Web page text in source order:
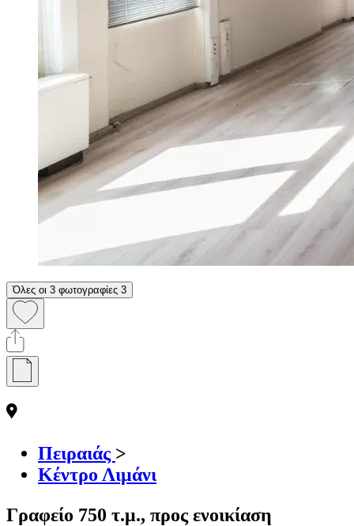
Όλες οι 3 φωτογραφίες 3
Πειραιάς >
Κέντρο Λιμάνι
Γραφείο 750 τ.μ., προς ενοικίαση